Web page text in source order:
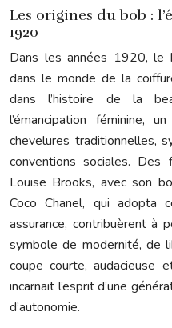
Les origines du bob :
1920
Dans les années 1920, le
dans le monde de la
dans l’histoire de la
l’émancipation féminine,
chevelures traditionnelles,
conventions sociales. Des
Louise Brooks, avec son
Coco Chanel, qui adopta
assurance, contribuèrent à
symbole de modernité, de
coupe courte, audacieuse
incarnait l’esprit d’une
d’autonomie.